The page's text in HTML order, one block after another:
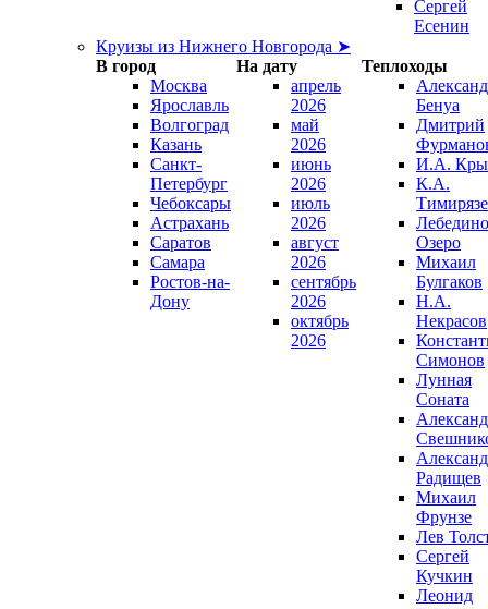
Сергей
Есенин
Круизы из Нижнего Новгорода ➤
В город
На дату
Теплоходы
Москва
Ярославль
Волгоград
Казань
Санкт-
Петербург
Чебоксары
Астрахань
Саратов
Самара
Ростов-на-
Дону
апрель
2026
май
2026
июнь
2026
июль
2026
август
2026
сентябрь
2026
октябрь
2026
Бенуа
Дмитрий
И.А.
К.А.
Озеро
Михаил
Булгаков
Н.А.
Некрасов
Симонов
Лунная
Соната
Радищев
Михаил
Фрунзе
Лев
Сергей
Кучкин
Леонид